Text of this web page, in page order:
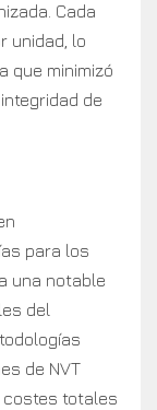
Cada
unidad, lo
que minimizó
de
para los
una notable
del
de NVT
costes totales